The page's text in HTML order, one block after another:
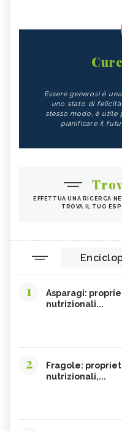
Essere generosi è
uno stato di
stesso modo, è utile
pianificare il
EFFETTUA UNA RICERCA
TROVA IL TUO
1
Asparagi:
nutrizionali...
2
Fragole:
nutrizionali,...